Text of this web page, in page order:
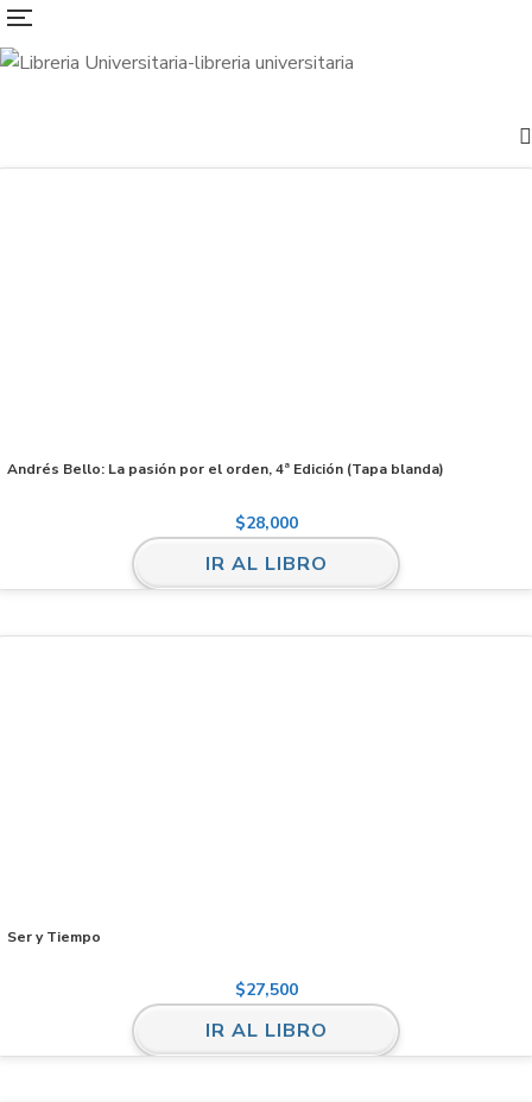
Andrés Bello: La pasión por el orden, 4ª Edición (Tapa blanda)
$28,000
IR AL LIBRO
Ser y Tiempo
$27,500
IR AL LIBRO